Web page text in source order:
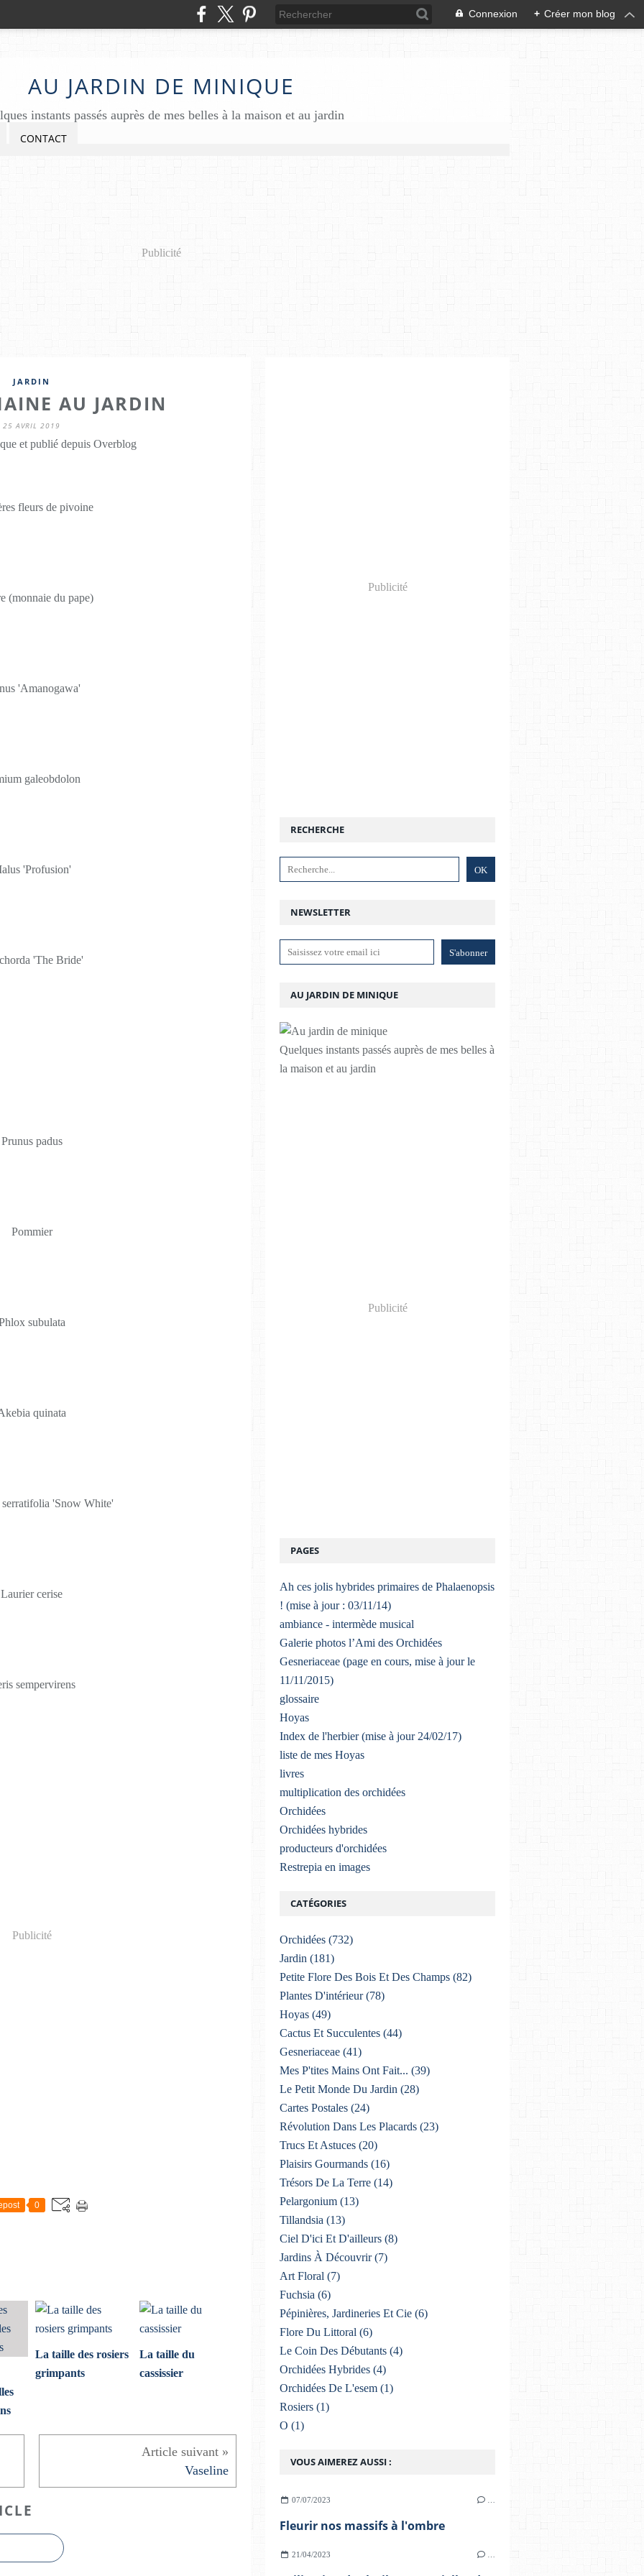
Connexion + Créer mon blog
AU JARDIN DE MINIQUE
instants passés auprès de mes belles à la maison et au jardin
CONTACT
Publicité
JARDIN
AU JARDIN
25 AVRIL 2019
et publié depuis Overblog
fleurs de pivoine
(monnaie du pape)
'Amanogawa'
galeobdolon
'Profusion'
'The Bride'
Prunus padus
Pommier
subulata
quinata
'Snow White'
Laurier cerise
sempervirens
Publicité
0
La taille des rosiers
grimpants
La taille du
cassissier
Vaseline
Publicité
NEWSLETTER
RECHERCHE
AU JARDIN DE MINIQUE
Quelques instants passés auprès de mes belles à
la maison et au jardin
Publicité
VOUS AIMEREZ AUSSI :
07/07/2023
Fleurir nos massifs à l'ombre
21/04/2023
PAGES
Ah ces jolis hybrides primaires de Phalaenopsis
! (mise à jour : 03/11/14)
ambiance - intermède musical
Galerie photos l’Ami des Orchidées
Gesneriaceae (page en cours, mise à jour le
11/11/2015)
glossaire
Hoyas
Index de l'herbier (mise à jour 24/02/17)
liste de mes Hoyas
livres
multiplication des orchidées
Orchidées
Orchidées hybrides
producteurs d'orchidées
Restrepia en images
CATÉGORIES
Orchidées (732)
Jardin (181)
Petite Flore Des Bois Et Des Champs (82)
Plantes D'intérieur(78)
Hoyas (49)
Cactus Et Succulentes (44)
Gesneriaceae (41)
Mes P'tites Mains Ont Fait... (39)
Le Petit Monde Du Jardin (28)
Cartes Postales (24)
Révolution Dans Les Placards (23)
Trucs Et Astuces (20)
Plaisirs Gourmands (16)
Trésors De La Terre (14)
Pelargonium (13)
Tillandsia (13)
Ciel D'ici Et D'ailleurs (8)
Jardins À Découvrir(7)
Art Floral (7)
Fuchsia (6)
Pépinières, Jardineries Et Cie (6)
Flore Du Littoral (6)
Le Coin Des Débutants (4)
Orchidées Hybrides (4)
Orchidées De L'esem (1)
Rosiers (1)
O (1)